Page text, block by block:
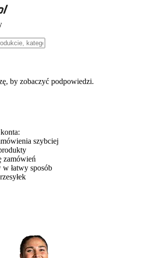
by zobaczyć podpowiedzi.
szybciej
zamówień
łatwy sposób